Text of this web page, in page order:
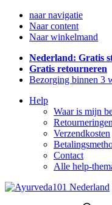
naar navigatie
Naar content
Naar winkelmand
Nederland: Gratis
Gratis retourneren
Bezorging binnen 3
Help
Waar is mijn
Retourneringen
Verzendkosten
Contact
Alle help-